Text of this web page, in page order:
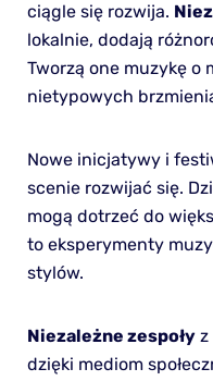
ciągle się rozwija.
lokalnie, dodają
Tworzą one muzykę o
nietypowych
Nowe inicjatywy i
scenie rozwijać się.
mogą dotrzeć do
to eksperymenty
stylów.
Niezależne zespołyz
dzięki mediom